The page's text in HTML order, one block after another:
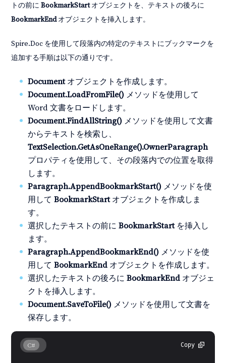
トの前にBookmarkStartオブジェクトを、テキストの後ろに
BookmarkEndオブジェクトを挿入します。
Spire.Doc を使用して段落内の特定のテキストにブックマークを
追加する手順は以下の通りです。
Documentオブジェクトを作成します。
Document.LoadFromFile() メソッドを使用して
Word 文書をロードします。
Document.FindAllString() メソッドを使用して文書
からテキストを検索し、
TextSelection.GetAsOneRange().OwnerParagraph
プロパティを使用して、その段落内での位置を取得
します。
Paragraph.AppendBookmarkStart() メソッドを使
用してBookmarkStartオブジェクトを作成しま
す。
選択したテキストの前にBookmarkStartを挿入し
ます。
Paragraph.AppendBookmarkEnd() メソッドを使
用してBookmarkEnd オブジェクトを作成します。
選択したテキストの後ろにBookmarkEnd オブジェ
クトを挿入します。
Document.SaveToFile() メソッドを使用して文書を
保存します。
C# Copy